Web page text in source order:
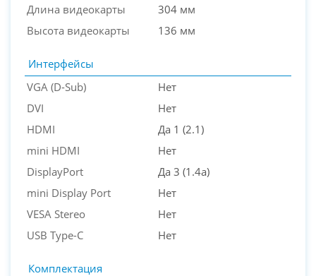
Длина видеокарты
304 мм
Высота видеокарты
136 мм
Интерфейсы
VGA (D-Sub)
Нет
DVI
Нет
HDMI
Да 1 (2.1)
mini HDMI
Нет
DisplayPort
Да 3 (1.4a)
mini Display Port
Нет
VESA Stereo
Нет
USB Type-C
Нет
Комплектация